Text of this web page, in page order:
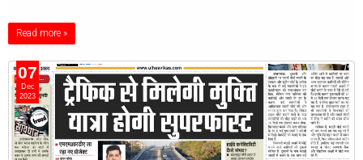
Read more »
07
Dec
2023